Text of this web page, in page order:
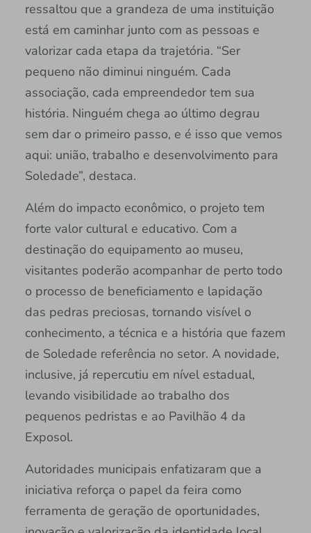
ressaltou que a grandeza de uma instituição
está em caminhar junto com as pessoas e
valorizar cada etapa da trajetória. “Ser
pequeno não diminui ninguém. Cada
associação, cada empreendedor tem sua
história. Ninguém chega ao último degrau
sem dar o primeiro passo, e é isso que vemos
aqui: união, trabalho e desenvolvimento para
Soledade”, destaca.
Além do impacto econômico, o projeto tem
forte valor cultural e educativo. Com a
destinação do equipamento ao museu,
visitantes poderão acompanhar de perto todo
o processo de beneficiamento e lapidação
das pedras preciosas, tornando visível o
conhecimento, a técnica e a história que fazem
de Soledade referência no setor. A novidade,
inclusive, já repercutiu em nível estadual,
levando visibilidade ao trabalho dos
pequenos pedristas e ao Pavilhão 4 da
Exposol.
Autoridades municipais enfatizaram que a
iniciativa reforça o papel da feira como
ferramenta de geração de oportunidades,